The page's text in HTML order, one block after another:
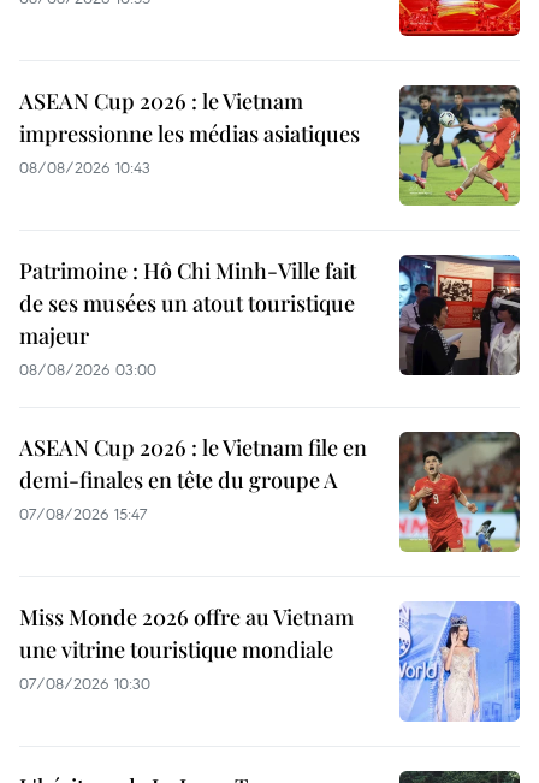
ASEAN Cup 2026 : le Vietnam
impressionne les médias asiatiques
08/08/2026 10:43
Patrimoine : Hô Chi Minh-Ville fait
de ses musées un atout touristique
majeur
08/08/2026 03:00
ASEAN Cup 2026 : le Vietnam file en
demi-finales en tête du groupe A
07/08/2026 15:47
Miss Monde 2026 offre au Vietnam
une vitrine touristique mondiale
07/08/2026 10:30